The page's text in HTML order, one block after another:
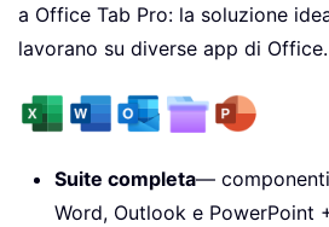
a Office Tab Pro: la soluzione
lavorano su diverse app di Office.
Suite completa—
Word, Outlook e PowerPoint